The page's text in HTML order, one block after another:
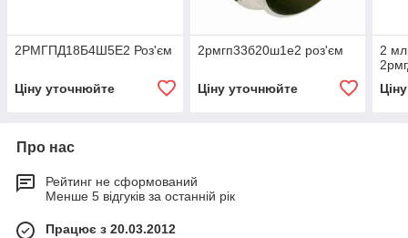
2РМГПД18Б4Ш5Е2 Роз'єм
Ціну уточнюйте
2рмгп33б20ш1е2 роз'єм
Ціну уточнюйте
2
Про нас
Рейтинг не сформований
Менше 5 відгуків за останній рік
Працює з 20.03.2012